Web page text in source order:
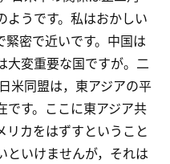
ようです。私はおかしい
緊密で近いです。中国は
大変重要な国ですが。二
同盟は，東アジアの平
です。ここに東アジア共
リカをはずすということ
といけませんが，それは